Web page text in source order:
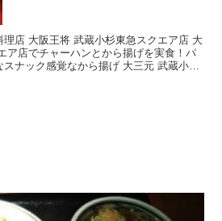
店 大阪王将 武蔵小杉東急スクエア店 大
ア店でチャーハンとから揚げを実食！パ
ック感覚なから揚げ 大三元 武蔵小杉